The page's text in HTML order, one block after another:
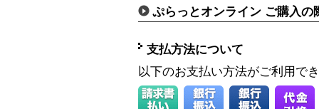
ぷらっとオンライン ご購入の
支払方法について
以下のお支払い方法がご利用で